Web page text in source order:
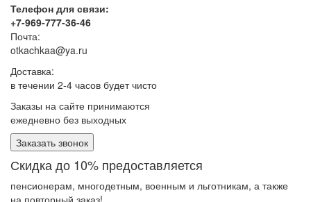
Телефон для связи:
+7-969-777-36-46
Почта:
otkachkaa@ya.ru
Доставка:
в течении 2-4 часов будет чисто
Заказы на сайте принимаются
ежедневно без выходных
Заказать звонок
Скидка до 10% предоставляется
пенсионерам, многодетным, военным и льготникам, а также